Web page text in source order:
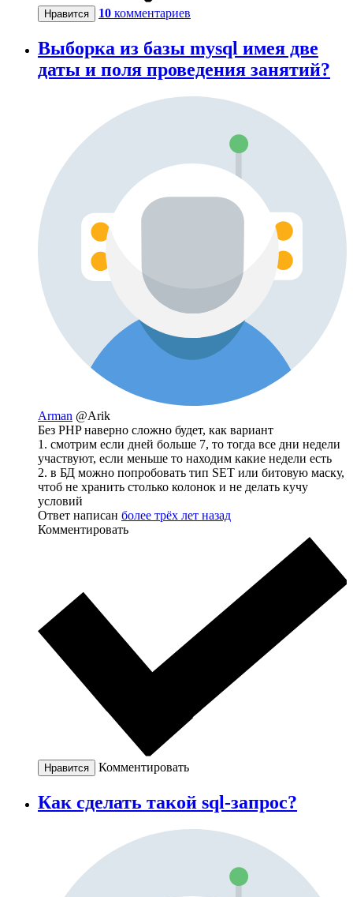
Нравится 10 комментариев
Выборка из базы mysql имея две
даты и поля проведения занятий?
Arman @Arik
Без PHP наверно сложно будет, как вариант
1. смотрим если дней больше 7, то тогда все дни недели
участвуют, если меньше то находим какие недели есть
2. в БД можно попробовать тип SET или битовую маску,
чтоб не хранить столько колонок и не делать кучу
условий
Ответ написан более трёх лет назад
Комментировать
Нравится Комментировать
Как сделать такой sql-запрос?